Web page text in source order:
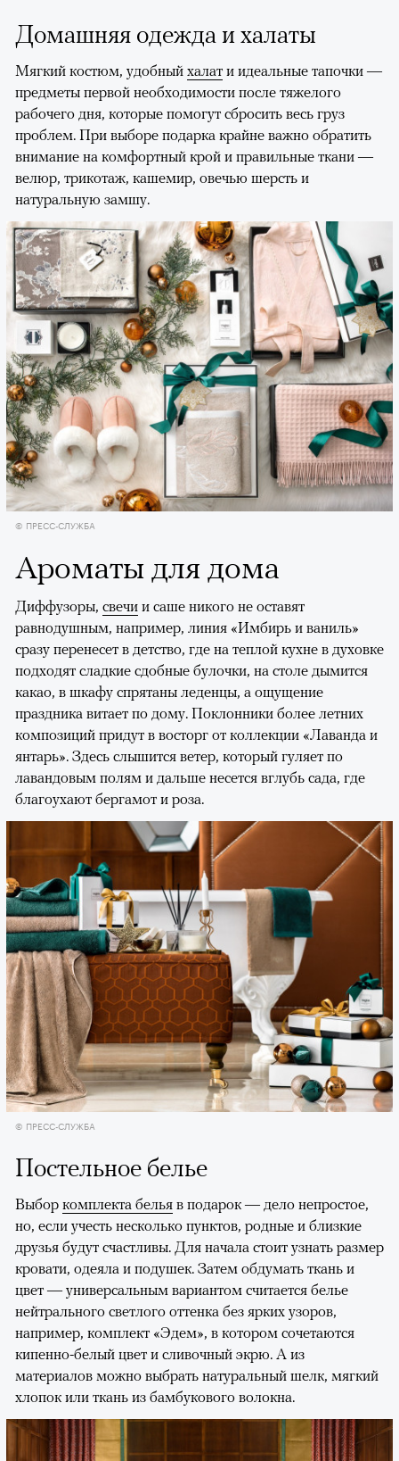
Домашняя одежда и халаты
Мягкий костюм, удобный халат и идеальные тапочки —
предметы первой необходимости после тяжелого
рабочего дня, которые помогут сбросить весь груз
проблем. При выборе подарка крайне важно обратить
внимание на комфортный крой и правильные ткани —
велюр, трикотаж, кашемир, овечью шерсть и
натуральную замшу.
© ПРЕСС-СЛУЖБА
Ароматы для дома
Диффузоры, свечи и саше никого не оставят
равнодушным, например, линия «Имбирь и ваниль»
сразу перенесет в детство, где на теплой кухне в духовке
подходят сладкие сдобные булочки, на столе дымится
какао, в шкафу спрятаны леденцы, а ощущение
праздника витает по дому. Поклонники более летних
композиций придут в восторг от коллекции «Лаванда и
янтарь». Здесь слышится ветер, который гуляет по
лавандовым полям и дальше несется вглубь сада, где
благоухают бергамот и роза.
© ПРЕСС-СЛУЖБА
Постельное белье
Выбор комплекта белья в подарок — дело непростое,
но, если учесть несколько пунктов, родные и близкие
друзья будут счастливы. Для начала стоит узнать размер
кровати, одеяла и подушек. Затем обдумать ткань и
цвет — универсальным вариантом считается белье
нейтрального светлого оттенка без ярких узоров,
например, комплект «Эдем», в котором сочетаются
кипенно-белый цвет и сливочный экрю. А из
материалов можно выбрать натуральный шелк, мягкий
хлопок или ткань из бамбукового волокна.